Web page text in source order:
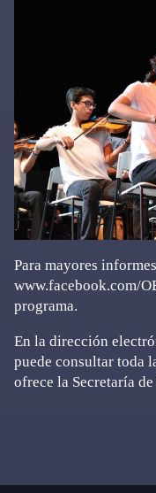
Para mayores
www.facebook.com/
programa.
En la dirección
puede consultar toda
ofrece la Secretaría